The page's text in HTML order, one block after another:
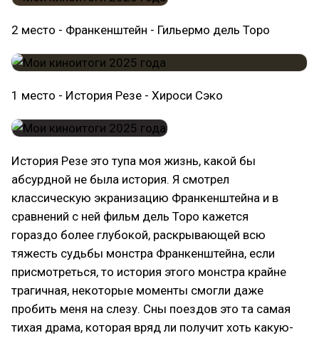
2 место - Франкенштейн - Гильермо дель Торо
1 место - История Резе - Хироси Сэко
История Резе это тупа моя жизнь, какой бы
абсурдной не была история. Я смотрел
классическую экранизацию Франкенштейна и в
сравнений с ней фильм дель Торо кажется
гораздо более глубокой, раскрывающей всю
тяжесть судьбы монстра Франкенштейна, если
присмотреться, то история этого монстра крайне
трагичная, некоторые моменты смогли даже
пробить меня на слезу. Сны поездов это та самая
тихая драма, которая вряд ли получит хоть какую-